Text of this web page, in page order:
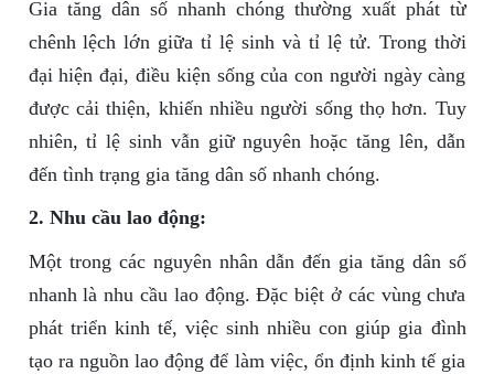
Gia tăng dân số nhanh chóng thường xuất phát từ
chênh lệch lớn giữa tỉ lệ sinh và tỉ lệ tử. Trong thời
đại hiện đại, điều kiện sống của con người ngày càng
được cải thiện, khiến nhiều người sống thọ hơn. Tuy
nhiên, tỉ lệ sinh vẫn giữ nguyên hoặc tăng lên, dẫn
đến tình trạng gia tăng dân số nhanh chóng.
2. Nhu cầu lao động:
Một trong các nguyên nhân dẫn đến gia tăng dân số
nhanh là nhu cầu lao động. Đặc biệt ở các vùng chưa
phát triển kinh tế, việc sinh nhiều con giúp gia đình
tạo ra nguồn lao động để làm việc, ổn định kinh tế gia